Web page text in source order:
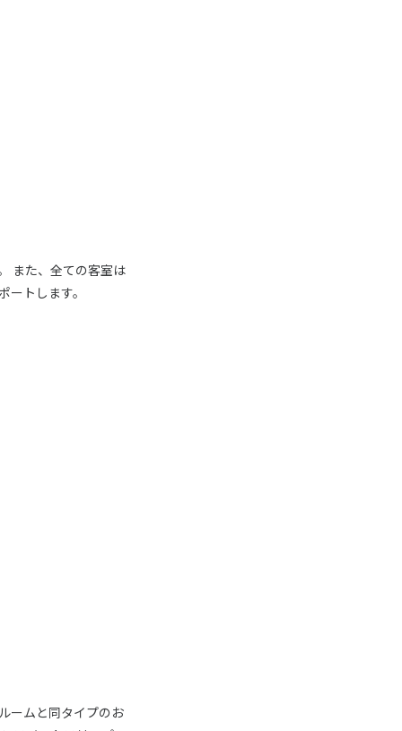
また、全ての客室は
トします。
ームと同タイプのお